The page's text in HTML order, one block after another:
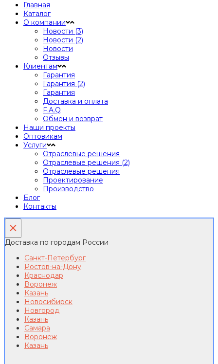
Главная
Каталог
О компании
Новости (3)
Новости (2)
Новости
Отзывы
Клиентам
Гарантия
Гарантия (2)
Гарантия
Доставка и оплата
F.A.Q
Обмен и возврат
Наши проекты
Оптовикам
Услуги
Отраслевые решения
Отраслевые решения (2)
Отраслевые решения
Проектирование
Производство
Блог
Контакты
×
Доставка по городам России
Санкт-Петербург
Ростов-на-Дону
Краснодар
Воронеж
Казань
Новосибирск
Новгород
Казань
Самара
Воронеж
Казань